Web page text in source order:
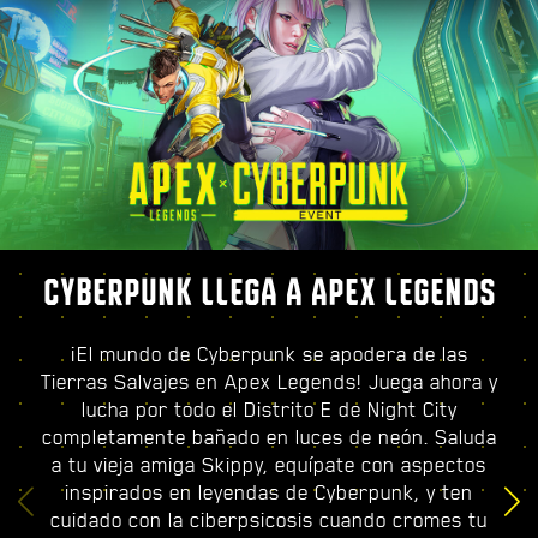
CYBERPUNK LLEGA A APEX LEGENDS
¡El mundo de Cyberpunk se apodera de las
Tierras Salvajes en Apex Legends! Juega ahora y
lucha por todo el Distrito E de Night City
completamente bañado en luces de neón. Saluda
a tu vieja amiga Skippy, equípate con aspectos
inspirados en leyendas de Cyberpunk, y ten
cuidado con la ciberpsicosis cuando cromes tu